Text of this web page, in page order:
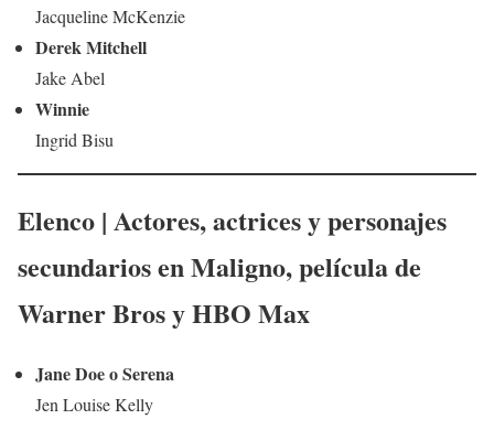
Jacqueline McKenzie
Derek Mitchell
Jake Abel
Winnie
Ingrid Bisu
Elenco | Actores, actrices y personajes
secundarios enMaligno,películade
Warner Bros y HBO Max
Jane Doe o Serena
Jen Louise Kelly